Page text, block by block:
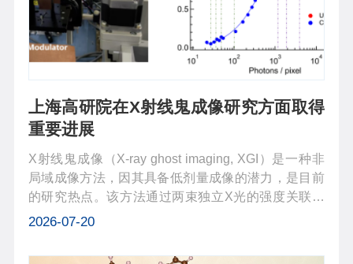
上海高研院在X射线鬼成像研究方面取得
重要进展
X射线鬼成像（X-ray ghost imaging, XGI）是一种非
局域成像方法，因其具备低剂量成像的潜力，是目前
的研究热点。该方法通过两束独立X光的强度关联重
构样品结构：强度分布随机涨落的热（赝）光场分为
用后进行积分探测的“信号光”...
2026-07-20